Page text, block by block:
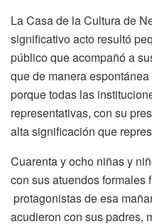
La Casa de la Cultura de
significativo acto resultó
público que acompañó a
que de manera
porque todas las
representativas, con su
alta significación que
Cuarenta y ocho niñas y
con sus atuendos formales
protagonistas de esa
acudieron con sus padres,